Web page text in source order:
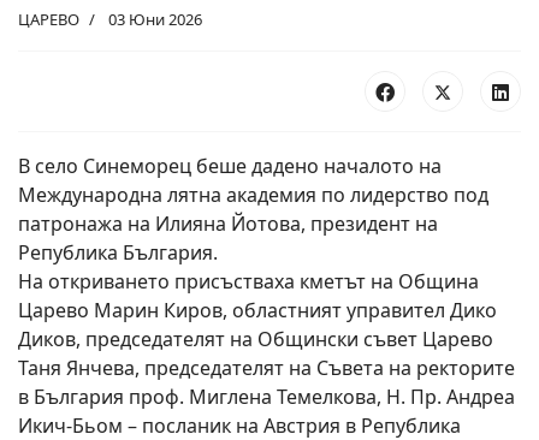
ЦАРЕВО 03 Юни 2026
В село Синеморец беше дадено началото на
Международна лятна академия по лидерство под
патронажа на Илияна Йотова, президент на
Република България.
На откриването присъстваха кметът на Община
Царево Марин Киров, областният управител Дико
Диков, председателят на Общински съвет Царево
Таня Янчева, председателят на Съвета на ректорите
в България проф. Миглена Темелкова, Н. Пр. Андреа
Икич-Бьом – посланик на Австрия в Република